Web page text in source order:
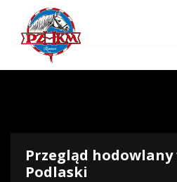
Przegląd hodowlany
Podlaski